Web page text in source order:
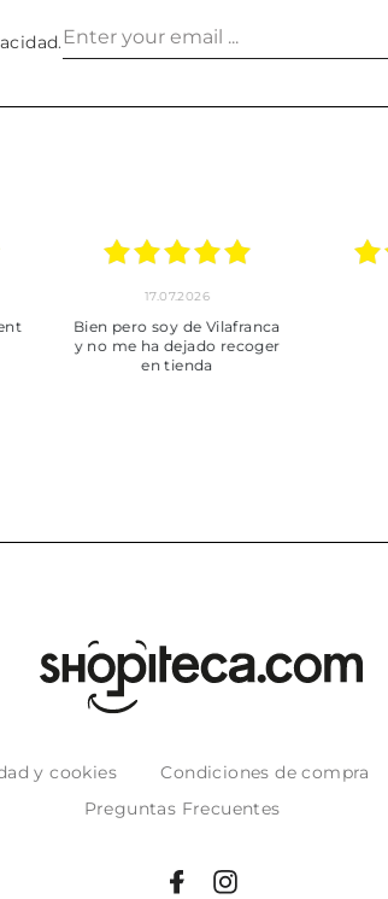
.
24.06.2026
***
y cookies Condiciones de compra
Preguntas Frecuentes